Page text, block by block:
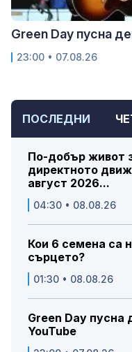
ПОСЛЕДНИ
По-добър живот
директното
август 2026...
04:30 • 08.08.26
Кои 6 семена са
сърцето?
01:30 • 08.08.26
Green Day пусна
YouTube
Green Day пусна
23:00 • 07.08.26